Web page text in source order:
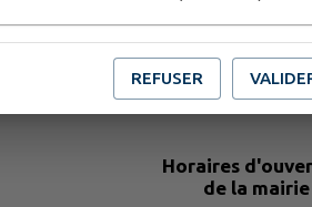
Horaires
de la mairie
REFUSER